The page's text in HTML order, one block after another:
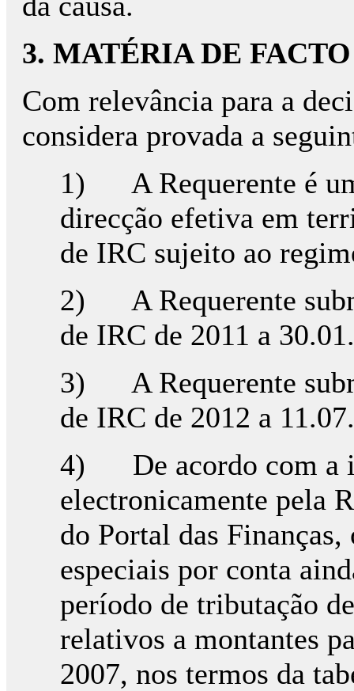
3. MATÉRIA DE FACTO
Com relevância para a
considera provada a
1) A Requerente é
direcção efetiva em
de IRC sujeito ao
2) A Requerente
de IRC de 2011 a
3) A Requerente
de IRC de 2012 a
4) De acordo com a
electronicamente pela
do Portal das
especiais por conta
período de tributação
relativos a montantes
2007, nos termos da